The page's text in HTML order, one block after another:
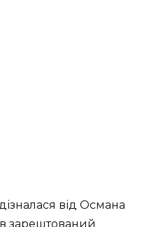
від Османа
зарештований